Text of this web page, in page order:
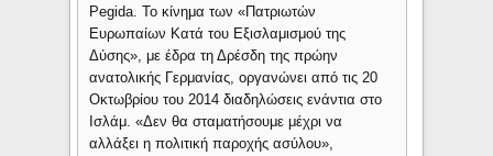
Pegida. Το κίνημα των «Πατριωτών
Ευρωπαίων Κατά του Εξισλαμισμού της
Δύσης», με έδρα τη Δρέσδη της πρώην
ανατολικής Γερμανίας, οργανώνει από τις 20
Οκτωβρίου του 2014 διαδηλώσεις ενάντια στο
Ισλάμ. «Δεν θα σταματήσουμε μέχρι να
αλλάξει η πολιτική παροχής ασύλου»,